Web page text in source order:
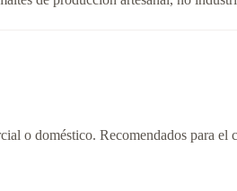
o doméstico. Recomendados para el